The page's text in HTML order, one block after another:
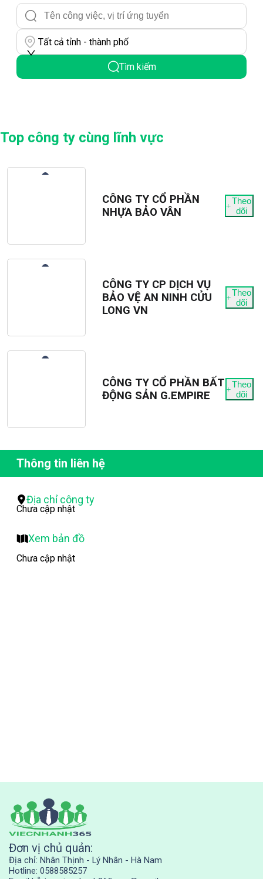
Tất cả tỉnh - thành phố
Tìm kiếm
Top công ty cùng lĩnh vực
CÔNG TY CỔ PHẦN
NHỰA BẢO VÂN
Theo
dõi
CÔNG TY CP DỊCH VỤ
BẢO VỆ AN NINH CỬU
LONG VN
Theo
dõi
CÔNG TY CỔ PHẦN BẤT
ĐỘNG SẢN G.EMPIRE
Theo
dõi
Thông tin liên hệ
Địa chỉ công ty
Chưa cập nhật
Xem bản đồ
Chưa cập nhật
Đơn vị chủ quản:
Địa chỉ: Nhân Thịnh - Lý Nhân - Hà Nam
Hotline: 0588585257